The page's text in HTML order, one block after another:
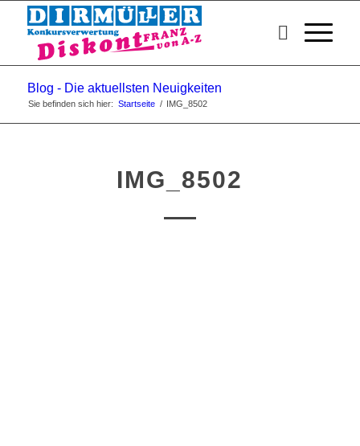
Blog - Die aktuellsten Neuigkeiten
Sie befinden sich hier: Startseite / IMG_8502
IMG_8502